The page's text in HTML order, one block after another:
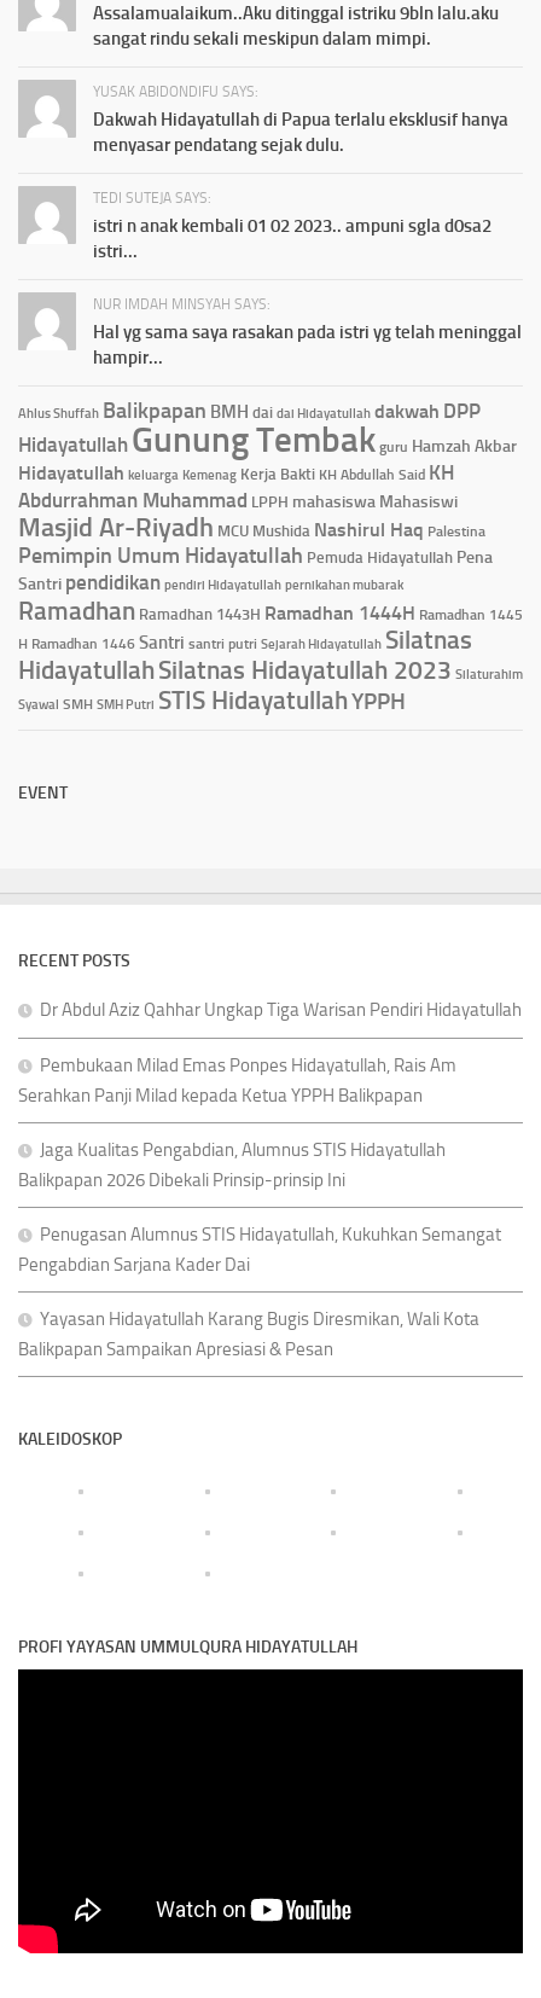
Assalamualaikum..Aku ditinggal istriku 9bln lalu.aku
sangat rindu sekali meskipun dalam mimpi.
YUSAK ABIDONDIFU SAYS:
Dakwah Hidayatullah di Papua terlalu eksklusif hanya
menyasar pendatang sejak dulu.
TEDI SUTEJA SAYS:
istri n anak kembali 01 02 2023.. ampuni sgla d0sa2
istri...
NUR IMDAH MINSYAH SAYS:
Hal yg sama saya rasakan pada istri yg telah meninggal
hampir...
Ahlus Shuffah Balikpapan BMH dai dai Hidayatullah dakwah DPP
Hidayatullah Gunung Tembak guru Hamzah Akbar
Hidayatullah keluarga Kemenag Kerja Bakti KH Abdullah Said KH
Abdurrahman Muhammad LPPH mahasiswa Mahasiswi
Masjid Ar-Riyadh MCU Mushida Nashirul Haq Palestina
Pemimpin Umum Hidayatullah Pemuda Hidayatullah Pena
Santri pendidikan pendiri Hidayatullah pernikahan mubarak
Ramadhan Ramadhan 1443H Ramadhan 1444H Ramadhan 1445
H Ramadhan 1446 Santri santri putri Sejarah Hidayatullah Silatnas
HidayatullahSilatnas Hidayatullah 2023 Silaturahim
Syawal SMH SMH Putri STIS HidayatullahYPPH
EVENT
RECENT POSTS
Dr Abdul Aziz Qahhar Ungkap Tiga Warisan Pendiri Hidayatullah
Pembukaan Milad Emas Ponpes Hidayatullah, Rais Am
Serahkan Panji Milad kepada Ketua YPPH Balikpapan
Jaga Kualitas Pengabdian, Alumnus STIS Hidayatullah
Balikpapan 2026 Dibekali Prinsip-prinsip Ini
Penugasan Alumnus STIS Hidayatullah, Kukuhkan Semangat
Pengabdian Sarjana Kader Dai
Yayasan Hidayatullah Karang Bugis Diresmikan, Wali Kota
Balikpapan Sampaikan Apresiasi & Pesan
KALEIDOSKOP
PROFI YAYASAN UMMULQURA HIDAYATULLAH